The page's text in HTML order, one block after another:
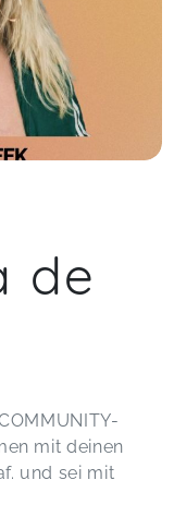
de
mit deinen
und sei mit